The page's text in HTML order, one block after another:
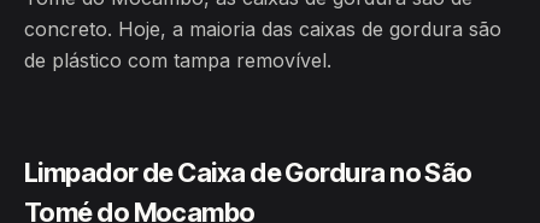
concreto. Hoje, a maioria das caixas de gordura são
de plástico com tampa removível.
Limpador de Caixa de Gordura no São
Tomé do Mocambo